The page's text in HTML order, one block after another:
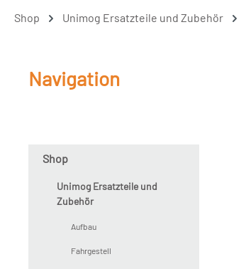
Shop Unimog Ersatzteile und Zubehör
Navigation
Shop
Unimog Ersatzteile und
Zubehör
Aufbau
Fahrgestell